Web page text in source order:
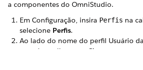
a componentes do OmniStudio.
Em Configuração, insira Perfis na
selecione Perfis.
Ao lado do nome do perfil Usuário
parceiros, clique em
Clonar